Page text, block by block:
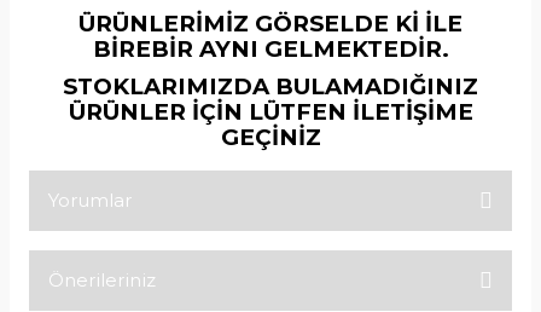
ÜRÜNLERİMİZ GÖRSELDE Kİ İLE
BİREBİR AYNI GELMEKTEDİR.
STOKLARIMIZDA BULAMADIĞINIZ
ÜRÜNLER İÇİN LÜTFEN İLETİŞİME
GEÇİNİZ
Yorumlar
Önerileriniz